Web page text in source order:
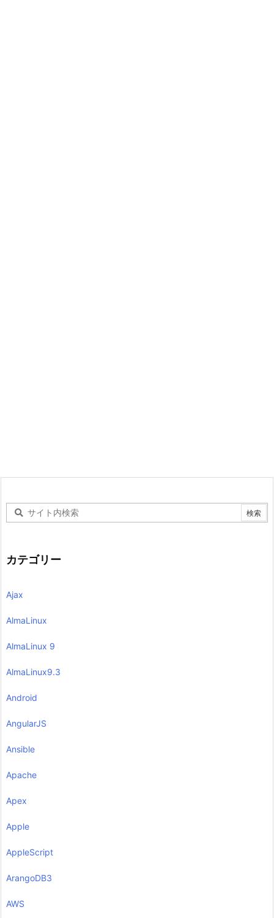
カテゴリー
Ajax
AlmaLinux
AlmaLinux 9
AlmaLinux9.3
Android
AngularJS
Ansible
Apache
Apex
Apple
AppleScript
ArangoDB3
AWS